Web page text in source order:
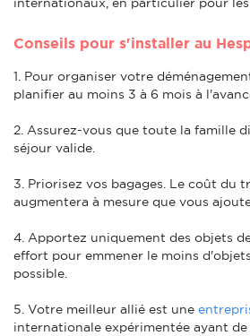
Conseils pour s'installer au
1. Pour organiser votre
planifier au moins 3 à 6 mois à
2. Assurez-vous que toute la famille
séjour valide.
3. Priorisez vos bagages. Le coût du
augmentera à mesure que vous
4. Apportez uniquement des objets
effort pour emmener le moins
possible.
5. Votre meilleur allié est une
internationale expérimentée ayant de